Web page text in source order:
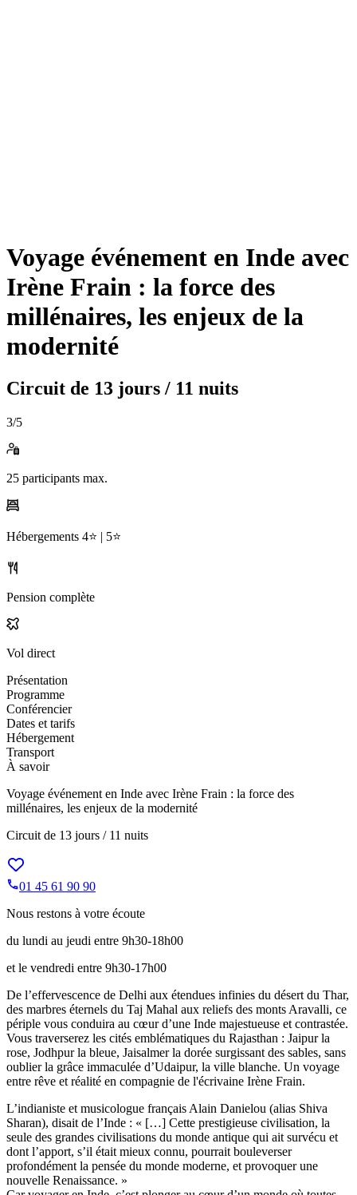
Voyage événement en Inde avec
Irène Frain : la force des
millénaires, les enjeux de la
modernité
Circuit de 13 jours / 11 nuits
3/5
25 participants max.
Hébergements 4⭐️ | 5⭐️
Pension complète
Vol direct
Présentation
Programme
Conférencier
Dates et tarifs
Hébergement
Transport
À savoir
Voyage événement en Inde avec Irène Frain : la force des
millénaires, les enjeux de la modernité
Circuit de 13 jours / 11 nuits
01 45 61 90 90
Nous restons à votre écoute
du lundi au jeudi entre 9h30-18h00
et le vendredi entre 9h30-17h00
De l’effervescence de Delhi aux étendues infinies du désert du Thar,
des marbres éternels du Taj Mahal aux reliefs des monts Aravalli, ce
périple vous conduira au cœur d’une Inde majestueuse et contrastée.
Vous traverserez les cités emblématiques du Rajasthan : Jaipur la
rose, Jodhpur la bleue, Jaisalmer la dorée surgissant des sables, sans
oublier la grâce immaculée d’Udaipur, la ville blanche. Un voyage
entre rêve et réalité en compagnie de l'écrivaine Irène Frain.
L’indianiste et musicologue français Alain Danielou (alias Shiva
Sharan), disait de l’Inde : « […] Cette prestigieuse civilisation, la
seule des grandes civilisations du monde antique qui ait survécu et
dont l’apport, s’il était mieux connu, pourrait bouleverser
profondément la pensée du monde moderne, et provoquer une
nouvelle Renaissance. »